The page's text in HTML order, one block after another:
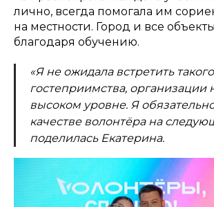
лично, всегда помогала им
на местности. Город и все
благодаря обучению.
«Я не ожидала встретить такого
гостеприимства, организации
высоком уровне. Я
качестве волонтёра на
поделилась Екатерина.